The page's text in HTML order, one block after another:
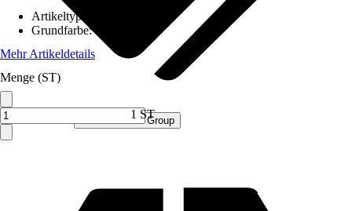
Verkauf durch: Procommerce Group
Artikeltyp
Grundfarbe:
Mehr Artikeldetails
Menge (ST)
1 ST